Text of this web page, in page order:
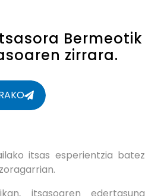
Bermeotik
zirrara.
itsas esperientzia batez